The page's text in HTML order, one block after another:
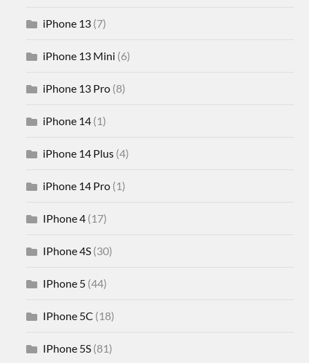
iPhone 13 (7)
iPhone 13 Mini (6)
iPhone 13 Pro (8)
iPhone 14 (1)
iPhone 14 Plus (4)
iPhone 14 Pro (1)
IPhone 4 (17)
IPhone 4S (30)
IPhone 5 (44)
IPhone 5C (18)
IPhone 5S (81)